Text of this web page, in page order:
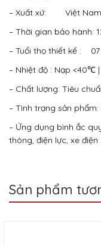
– Xuất xứ: Việt Nam
– Thời gian bảo hành:
– Tuổi thọ thiết kế : 07
– Nhiệt độ : Nạp <40℃
– Chất lượng: Tiêu
– Tình trạng sản phẩm:
– Ứng dụng bình ắc
thông, điện lực, xe điện
Sản phẩm